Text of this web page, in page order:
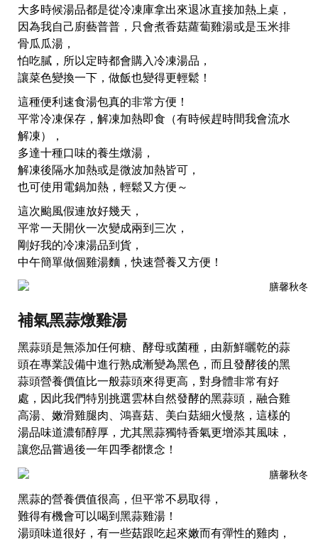
大多時候湯品都是從冷凍庫拿出來退冰直接加熱上桌，
因為我自己廚藝普普，只會煮香菇蘿蔔雞湯或是玉米排
骨瓜瓜湯，
怕吃膩，所以定時都會購入冷凍湯品，
讓菜色變換一下，做飯也變得更輕鬆！
這種便利速食湯包真的非常方便！
平常冷凍保存，解凍加熱即食（有時候趕時間我會流水
解凍），
多達十種口味的養生燉湯，
解凍後隔水加熱或是微波加熱皆可，
也可使用電鍋加熱，輕鬆又方便～
這次颱風假連放好幾天，
平常一天開伙一次變成兩到三次，
剛好我的冷凍湯品到貨，
中午簡單做個雞湯麵，快速營養又方便！
補氣黑蒜燉雞湯
黑蒜頭是無添加任何糖、酵母或菌種，由新鮮曬乾的蒜
頭在專業設備中進行熟成漸變為黑色，而且發酵後的黑
蒜頭營養價值比一般蒜頭來得更高，對身體非常有好
處，因此我們特別挑選雲林自然發酵的黑蒜頭，融合雞
高湯、嫩滑雞腿肉、鴻喜菇、美白菇細火慢熬，這樣的
湯品味道濃郁醇厚，尤其黑蒜獨特香氣更增添其風味，
讓您品嘗過後一年四季都懷念！
黑蒜的營養價值很高，但平常不易取得，
難得有機會可以喝到黑蒜雞湯！
湯頭味道很好，有一些菇跟吃起來嫩而有彈性的雞肉，